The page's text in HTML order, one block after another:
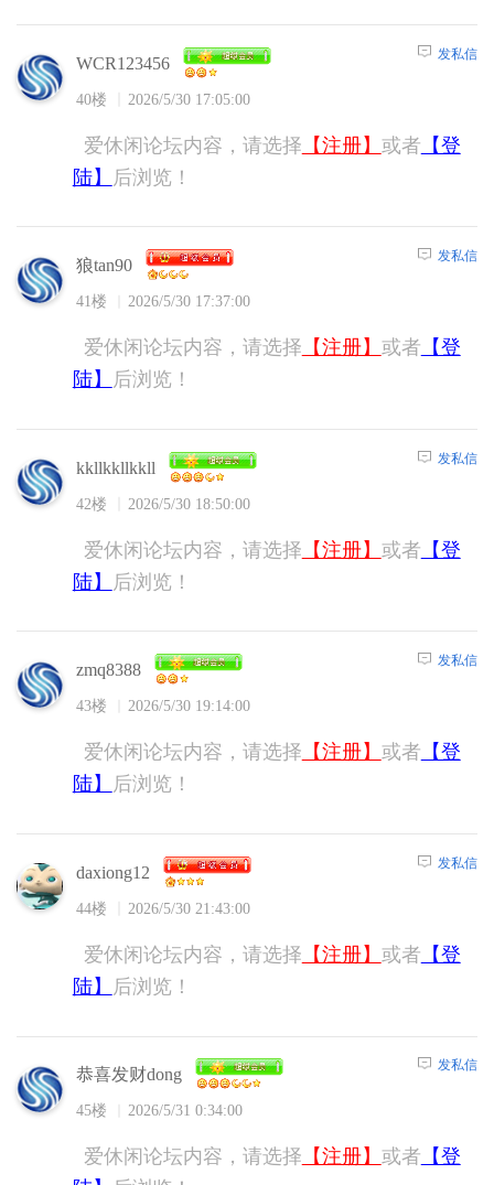
WCR123456
40楼 2026/5/30 17:05:00
发私信
爱休闲论坛内容，请选择 【注册】 或者 【登
陆】
后浏览！
狼tan90
41楼 2026/5/30 17:37:00
发私信
爱休闲论坛内容，请选择 【注册】 或者 【登
陆】
后浏览！
kkllkkllkkll
42楼 2026/5/30 18:50:00
发私信
爱休闲论坛内容，请选择 【注册】 或者 【登
陆】
后浏览！
zmq8388
43楼 2026/5/30 19:14:00
发私信
爱休闲论坛内容，请选择 【注册】 或者 【登
陆】
后浏览！
daxiong12
44楼 2026/5/30 21:43:00
发私信
爱休闲论坛内容，请选择 【注册】 或者 【登
陆】
后浏览！
恭喜发财dong
45楼 2026/5/31 0:34:00
发私信
爱休闲论坛内容，请选择 【注册】 或者 【登